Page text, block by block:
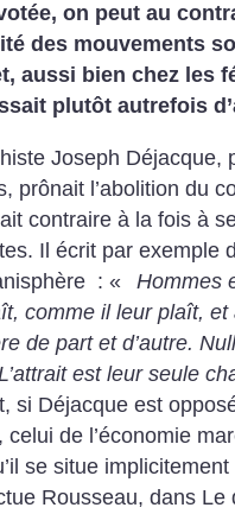
on peut au
des mouvements
aussi bien chez les
plutôt autrefois
Joseph Déjacque,
prônait l’abolition du
contraire à la fois à
Il écrit par exemple
: «
Hommes
comme il leur plaît,
de part et d’autre.
est leur seule
si Déjacque est
celui de l’économie
se situe
Rousseau, dans